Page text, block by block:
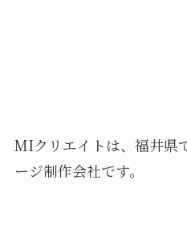
MIクリエイトは、福井県
ージ制作会社です。